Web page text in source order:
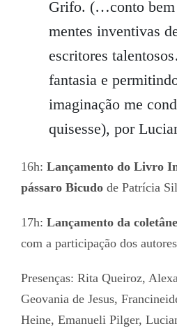
Grifo. (…conto bem
mentes inventivas
escritores
fantasia e
imaginação me
quisesse), por
16h: Lançamento do Livro
pássaro Bicudo de Patrícia
17h: Lançamento da
com a participação dos
Presenças: Rita Queiroz,
Geovania de Jesus,
Heine, Emanueli Pilger,